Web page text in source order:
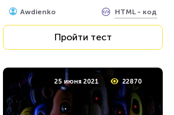
Пройти тест
9 августа 2021
Awdienko HTML - код
Пройти тест
25 июня 2021 22870